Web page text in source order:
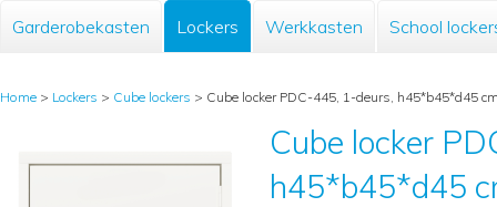
Garderobekasten Lockers Werkkasten School
Home > Lockers > Cube lockers > Cube locker PDC-445, 1-deurs, h45*b45*d45
Cube locker
h45*b45*d45